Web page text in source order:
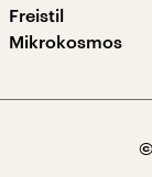
Freistil
Mikrokosmos